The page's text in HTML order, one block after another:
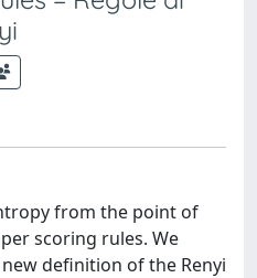
from the point of
scoring rules. We
definition of the Renyi